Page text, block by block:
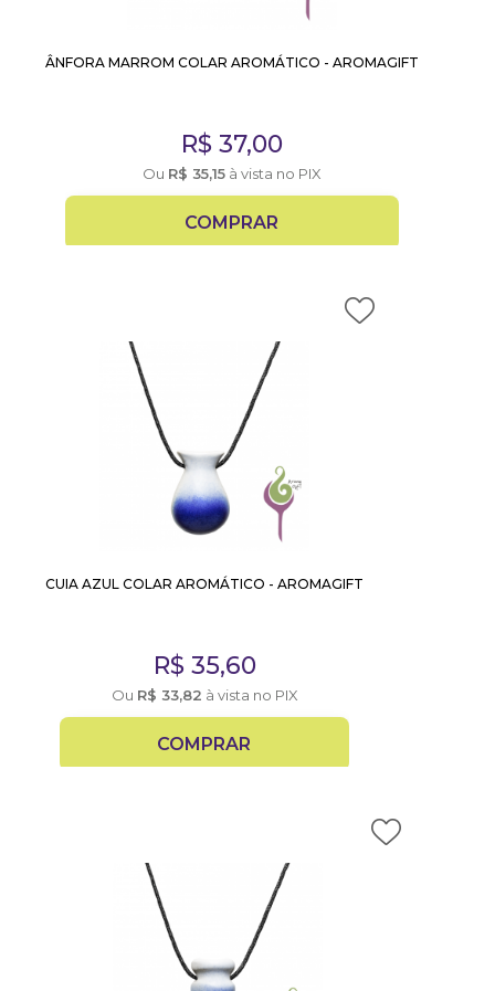
ÂNFORA MARROM COLAR AROMÁTICO - AROMAGIFT
R$ 37,00
Ou R$ 35,15 à vista no PIX
COMPRAR
CUIA AZUL COLAR AROMÁTICO - AROMAGIFT
R$ 35,60
Ou R$ 33,82 à vista no PIX
COMPRAR